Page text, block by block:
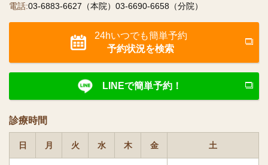
電話:03-6883-6627（本院） 03-6690-6658（分院）
24hいつでも簡単予約
予約状況を検索
LINEで簡単予約！
診療時間
日 月 火 水 木 金 土